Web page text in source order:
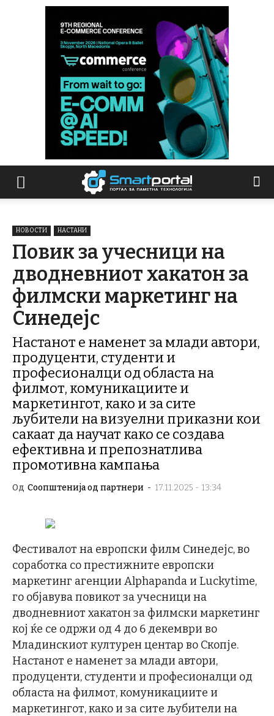
НОВОСТИ НАСТАНИ
Повик за учесници на
дводневниот хакатон за
филмски маркетинг на
Синедејс
Настанот е наменет за млади автори,
продуценти, студенти и
професионалци од областа на
филмот, комуникациите и
маркетингот, како и за сите
љубители на визуелни приказни кои
сакаат да научат како се создава
ефективна и препознатлива
промотивна кампања
Од Соопштенија од партнери - 17.11.2025 - 13:34
Фестивалот на европски филм Синедејс, во
соработка со престижните европски
маркетинг агенции Alphapanda и Luckytime,
го објавува повикот за учесници на
дводневниот хакатон за филмски маркетинг
кој ќе се одржи од 4 до 6 декември во
Младинскиот културен центар во Скопје.
Настанот е наменет за млади автори,
продуценти, студенти и професионалци од
областа на филмот, комуникациите и
маркетингот, како и за сите љубители на